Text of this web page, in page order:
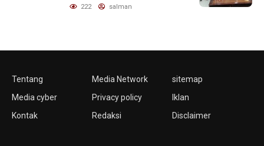
Aktifitas Pedagang Ikan
222 salman
Tentang
Media cyber
Kontak
Media Network
Privacy policy
Redaksi
sitemap
Iklan
Disclaimer